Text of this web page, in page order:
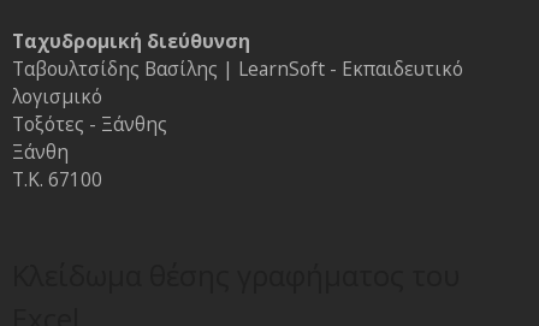
Ταχυδρομική διεύθυνση
Ταβουλτσίδης Βασίλης | LearnSoft - Εκπαιδευτικό
λογισμικό
Τοξότες - Ξάνθης
Ξάνθη
Τ.Κ. 67100